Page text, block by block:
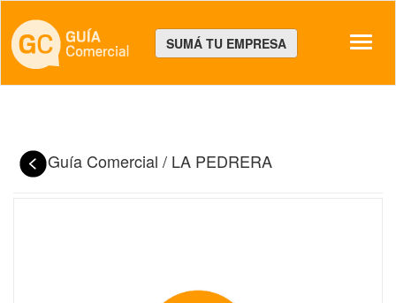
SUMÁ TU EMPRESA
Guía Comercial / LA PEDRERA